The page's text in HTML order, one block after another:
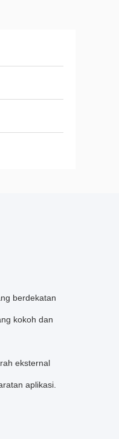
berdekatan
kokoh dan
eksternal
aplikasi.